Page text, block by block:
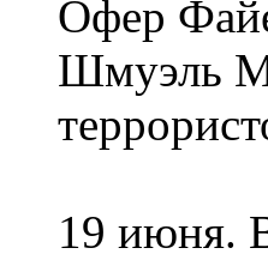
Офер
Шмуэль
19 июня.